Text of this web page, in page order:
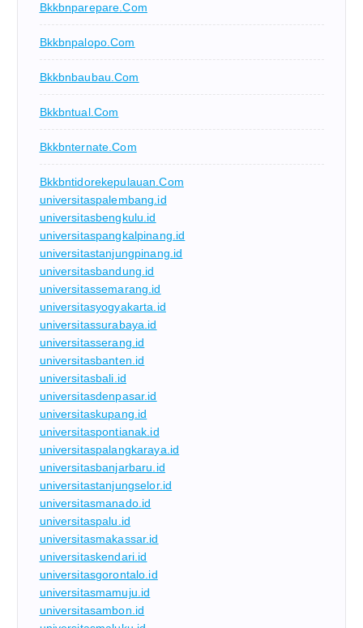
Bkkbnparepare.com
Bkkbnpalopo.com
Bkkbnbaubau.com
Bkkbntual.com
Bkkbnternate.com
Bkkbntidorekepulauan.com
universitaspalembang.id
universitasbengkulu.id
universitaspangkalpinang.id
universitastanjungpinang.id
universitasbandung.id
universitassemarang.id
universitasyogyakarta.id
universitassurabaya.id
universitasserang.id
universitasbanten.id
universitasbali.id
universitasdenpasar.id
universitaskupang.id
universitaspontianak.id
universitaspalangkaraya.id
universitasbanjarbaru.id
universitastanjungselor.id
universitasmanado.id
universitaspalu.id
universitasmakassar.id
universitaskendari.id
universitasgorontalo.id
universitasmamuju.id
universitasambon.id